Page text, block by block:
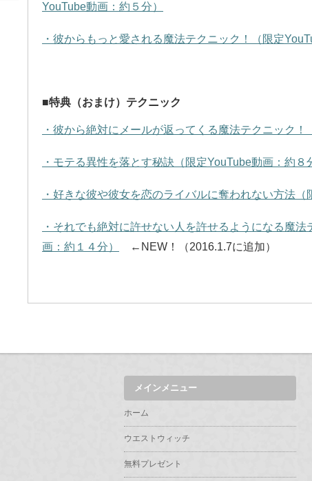
YouTube動画：約５分）
・彼からもっと愛される魔法テクニック！（限定
■特典（おまけ）テクニック
・彼から絶対にメールが返ってくる魔法テクニック！
・モテる異性を落とす秘訣（限定YouTube動画：約８
・好きな彼や彼女を恋のライバルに奪われない方法（
・それでも絶対に許せない人を許せるようになる魔
画：約１４分）
←NEW！（2016.1.7に追加）
メインメニュー
ホーム
ウエストウィッチ
無料プレゼント